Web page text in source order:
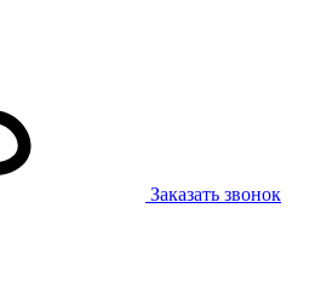
Заказать звонок